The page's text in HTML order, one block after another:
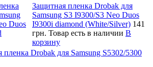
Защитная пленка Drobak для
Samsung S3 I9300/S3 Neo Duos
I9300i diamond (White/Silver) 141
грн. Товар есть в наличии В
корзину
пленка Drobak для Samsung S5302/5300